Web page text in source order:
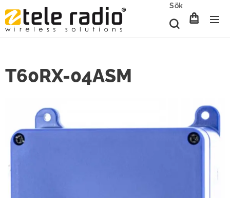
Sök
T60RX-04ASM